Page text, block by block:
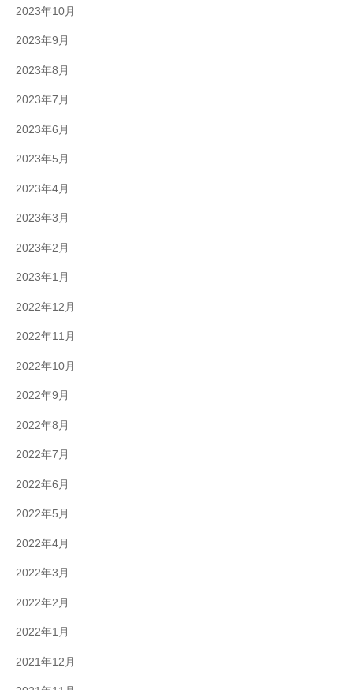
2023年10月
2023年9月
2023年8月
2023年7月
2023年6月
2023年5月
2023年4月
2023年3月
2023年2月
2023年1月
2022年12月
2022年11月
2022年10月
2022年9月
2022年8月
2022年7月
2022年6月
2022年5月
2022年4月
2022年3月
2022年2月
2022年1月
2021年12月